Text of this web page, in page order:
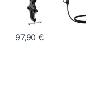
97,90€